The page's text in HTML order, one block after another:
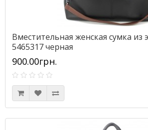
Вместительная женская сумка из
5465317 черная
900.00грн.